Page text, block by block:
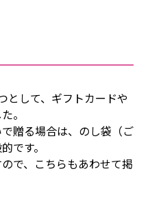
として、ギフトカードや
。
贈る場合は、のし袋（ご
です。
で、こちらもあわせて掲